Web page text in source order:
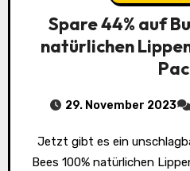
Spare 44% auf
natürlichen
29. November 2023
Jetzt gibt es ein unschlagbares Angebot auf Burt’s
Bees 100% natürlichen